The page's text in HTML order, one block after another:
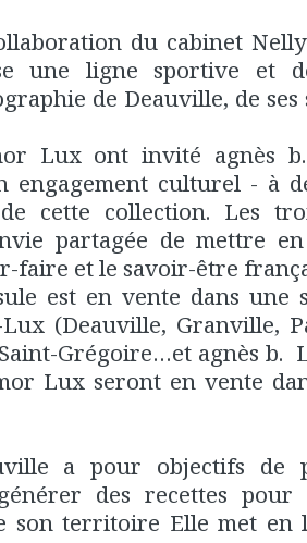
du cabinet
une ligne sportive et
de Deauville, de ses
Lux ont invité agnès
engagement culturel - à
cette collection. Les
partagée de mettre
faire et le savoir-être
est en vente dans une
(Deauville, Granville,
Grégoire…et agnès b.
Lux seront en vente
a pour objectifs de
des recettes pour
son territoire Elle met en